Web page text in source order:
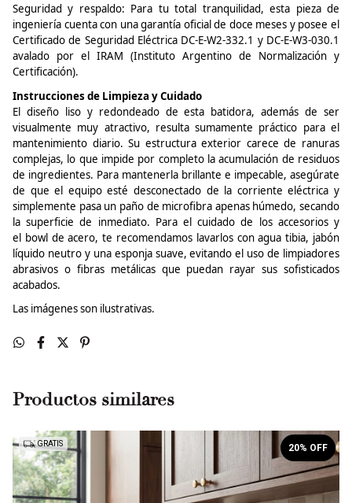
Seguridad y respaldo: Para tu total tranquilidad, esta pieza de
ingeniería cuenta con una garantía oficial de doce meses y posee el
Certificado de Seguridad Eléctrica DC-E-W2-332.1 y DC-E-W3-030.1
avalado por el IRAM (Instituto Argentino de Normalización y
Certificación).
Instrucciones de Limpieza y Cuidado
El diseño liso y redondeado de esta batidora, además de ser
visualmente muy atractivo, resulta sumamente práctico para el
mantenimiento diario. Su estructura exterior carece de ranuras
complejas, lo que impide por completo la acumulación de residuos
de ingredientes. Para mantenerla brillante e impecable, asegúrate
de que el equipo esté desconectado de la corriente eléctrica y
simplemente pasa un paño de microfibra apenas húmedo, secando
la superficie de inmediato. Para el cuidado de los accesorios y
el bowlde acero, te recomendamos lavarlos con agua tibia, jabón
líquido neutro y una esponja suave, evitando el uso de limpiadores
abrasivos o fibras metálicas que puedan rayar sus sofisticados
acabados.
Las imágenes son ilustrativas.
Productos similares
GRATIS 20% OFF